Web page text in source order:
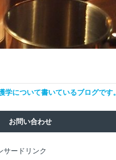
について書いているブログです。
お問い合わせ
サードリンク